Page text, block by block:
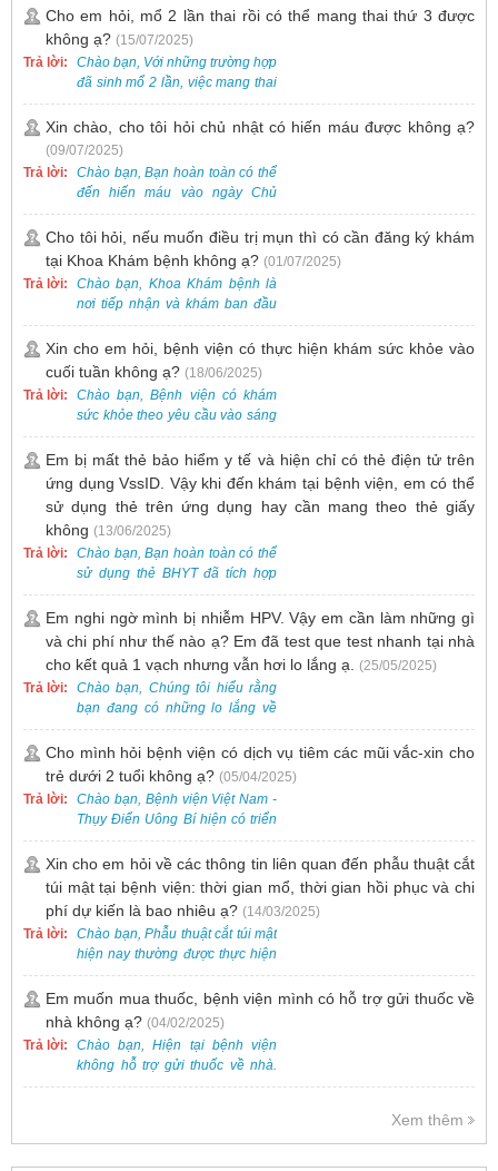
0988 270 115. Nếu cần hỗ trợ
thêm, vui lòng liên hệ qua Zalo
hoặc Fanpage Bệnh viện Việt
Nam - Thụy Điển Uông Bí.
theo từng đợt, không phải lúc
nào cũng có sẵn.
Cho em hỏi, mổ 2 lần thai rồi có thể mang thai thứ 3 được
không ạ? (15/07/2025)
Trả lời:
Chào bạn, Với những trường hợp
đã sinh mổ 2 lần, việc mang thai
lần 3 vẫn có thể thực hiện được.
Tại Bệnh viện, chúng tôi đã tiếp
nhận và hỗ trợ nhiều thai phụ có
nhu cầu tương tự.
Xin chào, cho tôi hỏi chủ nhật có hiến máu được không ạ?
(09/07/2025)
Trả lời:
Chào bạn, Bạn hoàn toàn có thể
đến hiến máu vào ngày Chủ
Nhật.
Cho tôi hỏi, nếu muốn điều trị mụn thì có cần đăng ký khám
tại Khoa Khám bệnh không ạ? (01/07/2025)
Trả lời:
Chào bạn, Khoa Khám bệnh là
nơi tiếp nhận và khám ban đầu
cho tất cả các trường hợp, bao
gồm cả điều trị mụn. Vì vậy, bạn
cần đăng ký khám tại Khoa
Khám bệnh trước.
Xin cho em hỏi, bệnh viện có thực hiện khám sức khỏe vào
cuối tuần không ạ? (18/06/2025)
Trả lời:
Chào bạn, Bệnh viện có khám
sức khỏe theo yêu cầu vào sáng
thứ Bảy. Nếu bạn có nhu cầu, vui
lòng đặt lịch trước để được sắp
xếp thời gian phù hợp.
Em bị mất thẻ bảo hiểm y tế và hiện chỉ có thẻ điện tử trên
ứng dụng VssID. Vậy khi đến khám tại bệnh viện, em có thể
sử dụng thẻ trên ứng dụng hay cần mang theo thẻ giấy
không (13/06/2025)
Trả lời:
Chào bạn, Bạn hoàn toàn có thể
sử dụng thẻ BHYT đã tích hợp
trên ứng dụng VssID khi đến
khám và không cần mang theo
thẻ giấy.
Em nghi ngờ mình bị nhiễm HPV. Vậy em cần làm những gì
và chi phí như thế nào ạ? Em đã test que test nhanh tại nhà
cho kết quả 1 vạch nhưng vẫn hơi lo lắng ạ. (25/05/2025)
Trả lời:
Chào bạn, Chúng tôi hiểu rằng
bạn đang có những lo lắng về
nguy cơ nhiễm HPV. Tại Bệnh
viện Việt Nam - Thụy Điển Uông
Bí, chúng tôi cung cấp các dịch
vụ thăm khám và xét nghiệm
chuyên sâu để phát hiện sớm
HPV và tầm soát ung thư cổ tử
Cho mình hỏi bệnh viện có dịch vụ tiêm các mũi vắc-xin cho
trẻ dưới 2 tuổi không ạ? (05/04/2025)
Trả lời:
Chào bạn, Bệnh viện Việt Nam -
Thụy Điển Uông Bí hiện có triển
khai dịch vụ tiêm vắc-xin cho trẻ
dưới 2 tuổi.
Xin cho em hỏi về các thông tin liên quan đến phẫu thuật cắt
túi mật tại bệnh viện: thời gian mổ, thời gian hồi phục và chi
phí dự kiến là bao nhiêu ạ? (14/03/2025)
Trả lời:
Chào bạn, Phẫu thuật cắt túi mật
hiện nay thường được thực hiện
bằng phương pháp nội soi, đây
là một kỹ thuật ít xâm lấn, an toàn
và phổ biến.
Em muốn mua thuốc, bệnh viện mình có hỗ trợ gửi thuốc về
nhà không ạ? (04/02/2025)
Trả lời:
Chào bạn, Hiện tại bệnh viện
không hỗ trợ gửi thuốc về nhà.
Việc cấp phát thuốc tại bệnh viện
trực tiếp.
Xem thêm